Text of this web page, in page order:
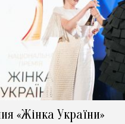
«Жінка України»